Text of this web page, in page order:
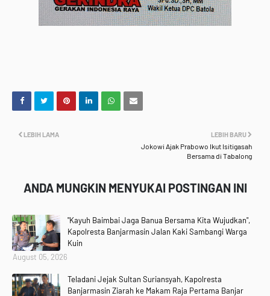
LEBIH BARU
Jokowi Ajak Prabowo Ikut Isitigasah
Bersama di Tabalong
LEBIH LAMA
ANDA MUNGKIN MENYUKAI POSTINGAN INI
"Kayuh Baimbai Jaga Banua Bersama Kita Wujudkan",
Kapolresta Banjarmasin Jalan Kaki Sambangi Warga
Kuin
August 05, 2026
Teladani Jejak Sultan Suriansyah, Kapolresta
Banjarmasin Ziarah ke Makam Raja Pertama Banjar